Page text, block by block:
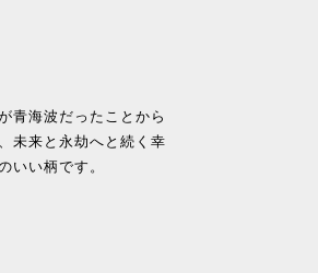
青海波だったことから
未来と永劫へと続く幸
いい柄です。